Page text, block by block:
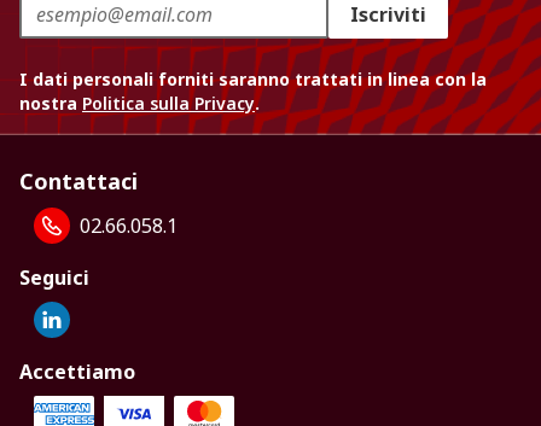
Iscriviti
I dati personali forniti saranno trattati in linea con la
nostra Politica sulla Privacy.
Contattaci
02.66.058.1
Seguici
Accettiamo